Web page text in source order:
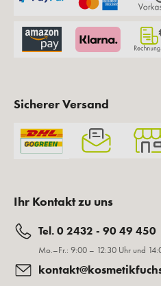
Sicherer Versand
Ihr Kontakt zu uns
Tel. 0 2432 - 90 49 450
Mo.–Fr.: 9:00 – 12:30 Uhr und